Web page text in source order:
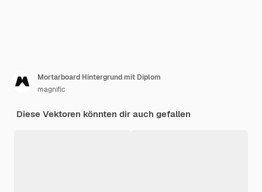
Mortarboard Hintergrund mit Diplom
magnific
Diese Vektoren könnten dir auch gefallen